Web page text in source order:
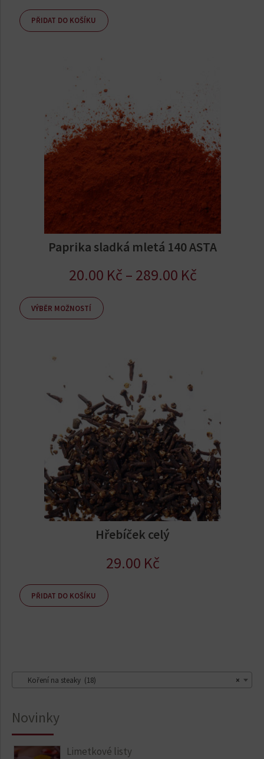
PŘIDAT DO KOŠÍKU
Paprika sladká mletá 140 ASTA
20.00 Kč – 289.00 KčRozpětí
VÝBĚR MOŽNOSTÍ
Hřebíček celý
29.00 Kč
PŘIDAT DO KOŠÍKU
×
Koření na steaky (18)
Novinky
Limetkové listy